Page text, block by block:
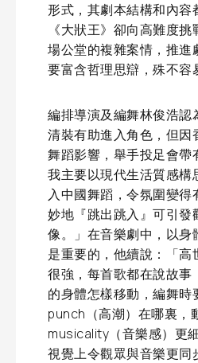
形式，其劇本結構和內容
《大狀王》卻向高難度
場公堂的複雜案情，推進
要富含哲理思辯，殊不容
編排導演及編舞林俊浩認
清裝有助進入角色，但因
舞蹈影響，舉手投足會帶
我主要以現代生活質感構
入中國舞蹈，令氛圍變得
妙地『跳出跳入』可引發
像。」在音樂劇中，以身
是重要的，他續說：「高
很強，每首歌都在說故事
的身體怎樣移動，編舞時
punch（高潮）在哪裏，
musicality（音樂感）更
視覺上令觀眾與音樂更同